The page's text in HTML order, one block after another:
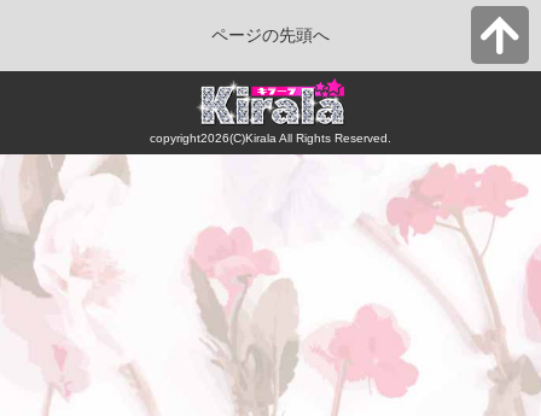
ページの先頭へ
copyright2026(C)Kirala All Rights Reserved.